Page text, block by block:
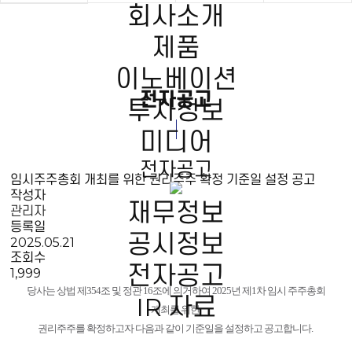
회사소개
제품
이노베이션
투자정보
미디어
전자공고
재무정보
공시정보
전자공고
IR 자료
전자공고
임시주주총회 개최를 위한 권리주주 확정 기준일 설정 공고
작성자
관리자
등록일
2025.05.21
조회수
1,999
당사는 상법 제354조 및 정관 16조에 의거하여 2025년 제1차 임시 주주총회
개최를 위한
권리주주를 확정하고자 다음과 같이 기준일을 설정하고 공고합니다.